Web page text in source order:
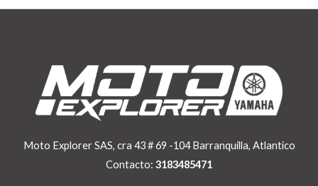
Moto Explorer SAS, cra 43 # 69 -104 Barranquilla, Atlantico
Contacto: 3183485471